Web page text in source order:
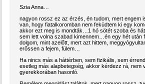
Szia Anna…
nagyon rossz ez az érzés, én tudom, mert engem
van, hogy fiatalkoromban nem feküdtem ki egy
akkor ezt meg is mondták…1 hó sötét szoba és
sem lett volna szabad kimennem…én egy hét után
dolgom, mint azelőtt, mert azt hittem,
erőssen a fejem, fülem…
Ha nincs más a háttérben, sem fizikális, sem
esetleg más alapbetegség, akkor kérdezz rá, nem
gyerekkorában hasonló.